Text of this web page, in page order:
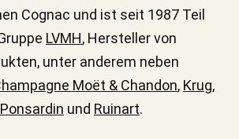
Cognac und ist seit 1987 Teil
LVMH, Hersteller von
unter anderem neben
Moët & Chandon, Krug,
und Ruinart.